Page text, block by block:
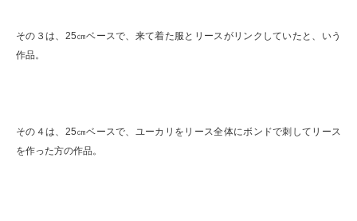
その３は、25㎝ベースで、来て着た服とリースがリンクしていたと、いう
作品。
その４は、25㎝ベースで、ユーカリをリース全体にボンドで刺してリース
を作った方の作品。